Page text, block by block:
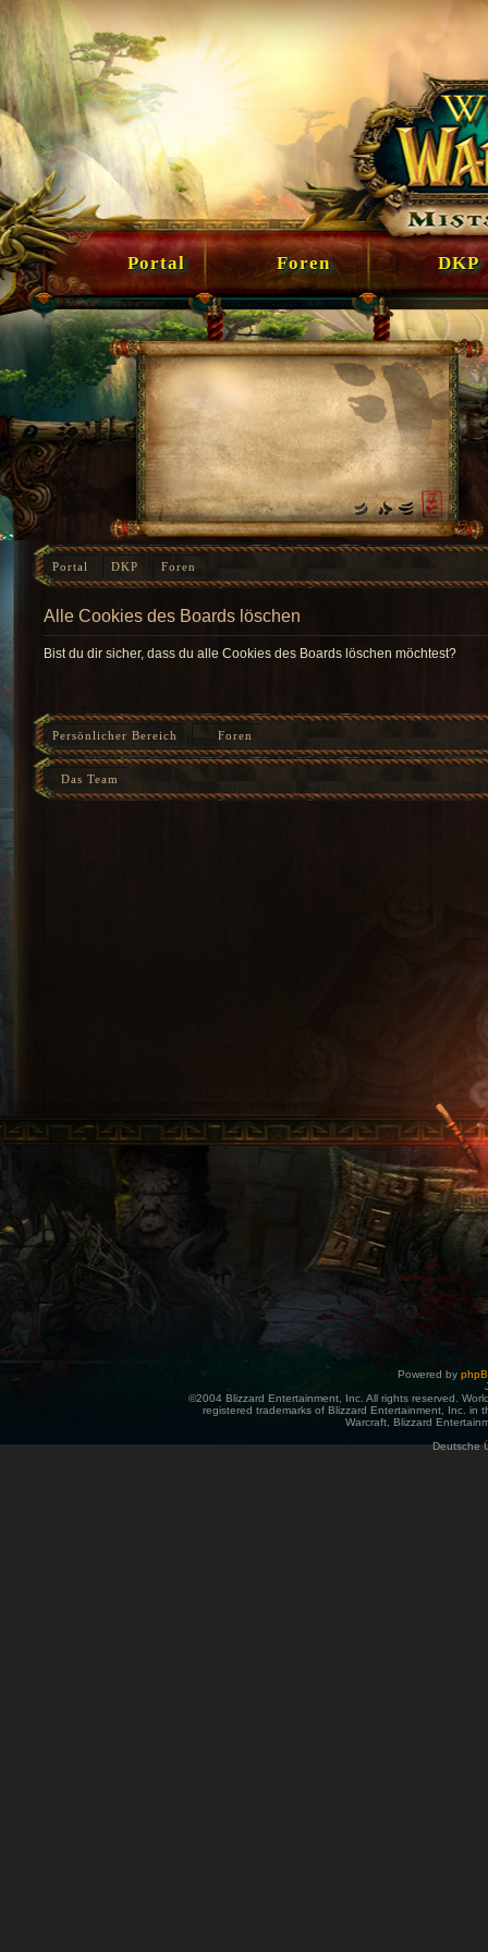
Portal Foren DKP
Portal DKP Foren
Alle Cookies des Boards löschen
Bist du dir sicher, dass du alle Cookies des Boards löschen möchtest?
Persönlicher Bereich Foren
Das Team
Powered by
©2004 Blizzard Entertainment, Inc. All rights reserved.
registered trademarks of Blizzard Entertainment, Inc. in
Warcraft, Blizzard
Deutsche